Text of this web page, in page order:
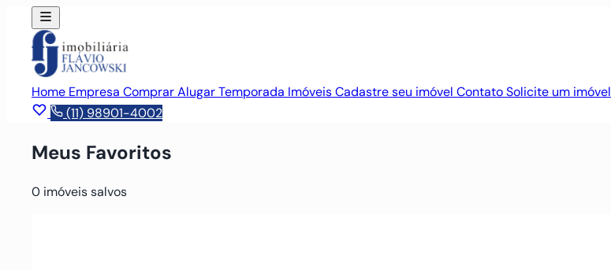
Home Empresa ComprarAlugarTemporada ImóveisCadastre seu imóvel ContatoSolicite um imóvel
(11) 98901-4002
Meus Favoritos
0 imóveis salvos